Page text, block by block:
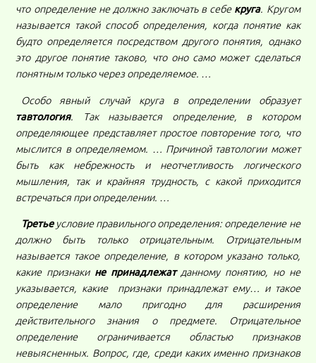
что определение не должно заключать в себе круга. Кругом
называется такой способ определения, когда понятие как
будто определяется посредством другого понятия, однако
это другое понятие таково, что оно само может сделаться
понятным только через определяемое. …
Особо явный случай круга в определении образует
тавтология. Так называется определение, в котором
определяющее представляет простое повторение того, что
мыслится в определяемом. … Причиной тавтологии может
быть как небрежность и неотчетливость логического
мышления, так и крайняя трудность, с какой приходится
встречаться при определении. …
Третьеусловие правильного определения: определение не
должно быть только отрицательным. Отрицательным
называется такое определение, в котором указано только,
какие признаки не принадлежатданному понятию, но не
указывается, какие признаки принадлежат ему… и такое
определение мало пригодно для расширения
действительного знания о предмете. Отрицательное
определение ограничивается областью признаков
невыясненных. Вопрос, где, среди каких именно признаков